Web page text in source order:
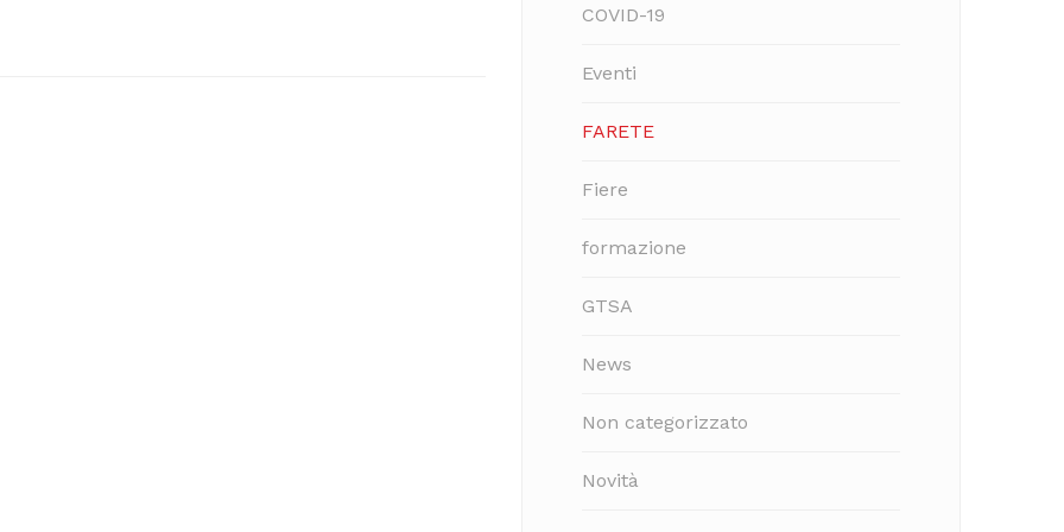
COVID-19
Eventi
FARETE
Fiere
formazione
GTSA
News
Non categorizzato
Novità